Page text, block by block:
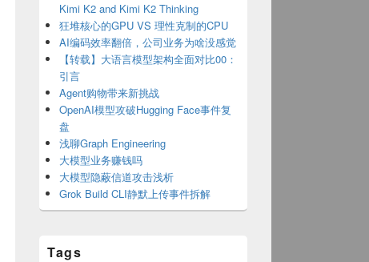
Kimi K2 and Kimi K2 Thinking
狂堆核心的GPU VS 理性克制的CPU
AI编码效率翻倍，公司业务为啥没感觉
【转载】大语言模型架构全面对比00：
引言
Agent购物带来新挑战
OpenAI模型攻破Hugging Face事件复
盘
浅聊Graph Engineering
大模型业务赚钱吗
大模型隐蔽信道攻击浅析
Grok Build CLI静默上传事件拆解
Tags